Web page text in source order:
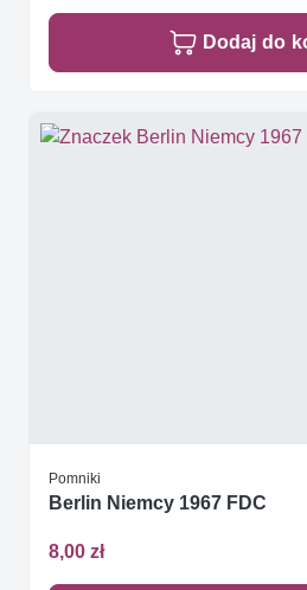
Dodaj do
Pomniki
Berlin Niemcy 1967 FDC
8,00 zł